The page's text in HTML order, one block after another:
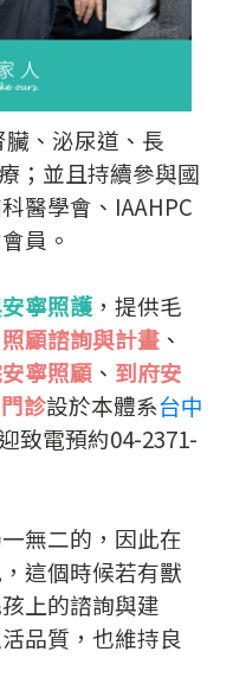
臟、泌尿道、長
；並且持續參與國
醫學會、IAAHPC
員。
寧照護 ，提供毛
照顧諮詢與計畫 、
寧照顧 、 到府安
診設於本體系台中
致電預約04-2371-
無二的，因此在
這個時候若有獸
上的諮詢與建
品質，也維持良